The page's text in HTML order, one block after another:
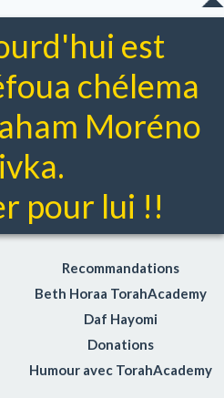
est
chélema
Moréno
pour lui !!
Recommandations
Beth Horaa TorahAcademy
Daf Hayomi
Donations
Humour avec TorahAcademy